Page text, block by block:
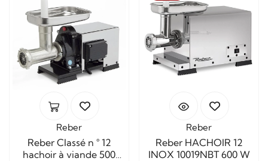
Reber
Reber Classé n ° 12
hachoir à viande 500
Reber
Reber HACHOIR 12
INOX 10019NBT 600 W